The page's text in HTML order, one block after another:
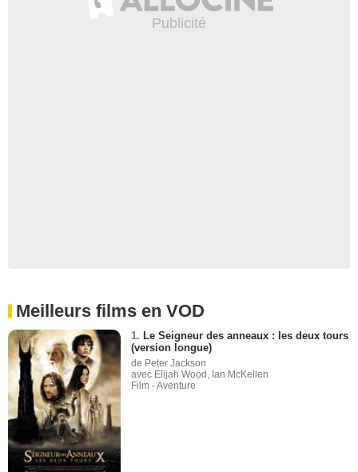
Meilleurs films en VOD
1. Le Seigneur des anneaux : les deux tours
(version longue)
de Peter Jackson
avec Elijah Wood, Ian McKellen
Film - Aventure